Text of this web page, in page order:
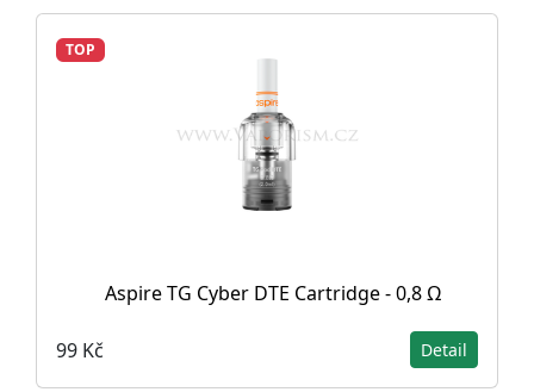
TOP
Aspire TG Cyber DTE Cartridge - 0,8 Ω
99 Kč Detail